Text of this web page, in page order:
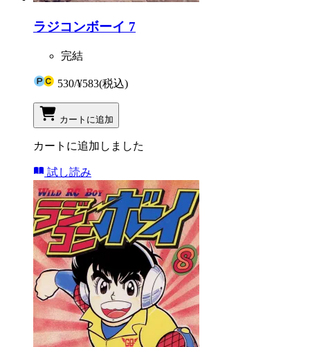
ラジコンボーイ 7
完結
530/¥583(税込)
カートに追加
カートに追加しました
試し読み